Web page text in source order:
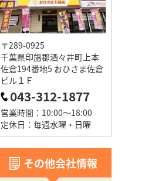
〒289-0925
千葉県印旛郡酒々井町上本
佐倉194番地5 おひさま佐倉
ビル１Ｆ
043-312-1877
営業時間：10:00～18:00
定休日：毎週水曜・日曜
その他会社情報